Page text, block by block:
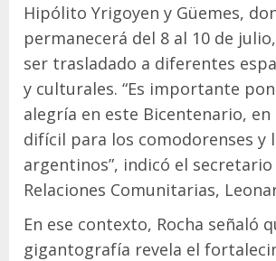
Hipólito Yrigoyen y Güemes,
permanecerá del 8 al 10 de
ser trasladado a diferentes
y culturales. “Es importante
alegría en este Bicentenario,
difícil para los comodorenses y
argentinos”, indicó el secretario
Relaciones Comunitarias,
En ese contexto, Rocha señaló
gigantografía revela el